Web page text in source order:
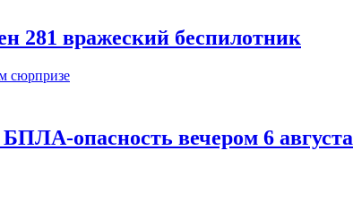
281 вражеский беспилотник
опасность вечером 6 августа